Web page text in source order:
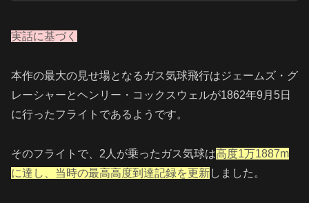
実話に基づく
本作の最大の見せ場となるガス気球飛行はジェームズ・グ
レーシャーとヘンリー・コックスウェルが1862年9月5日
に行ったフライトであるようです。
そのフライトで、2人が乗ったガス気球は高度1万1887m
に達し、当時の最高高度到達記録を更新しました。